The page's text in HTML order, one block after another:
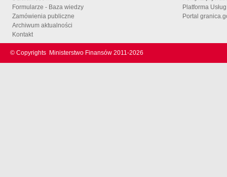
Formularze - Baza wiedzy
Zamówienia publiczne
Archiwum aktualności
Kontakt
Platforma
Portal
© Copyrights Ministerstwo Finansów 2011-2026